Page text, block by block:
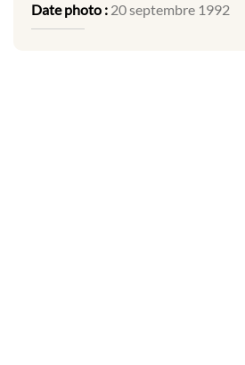
Date photo : 20 septembre 1992